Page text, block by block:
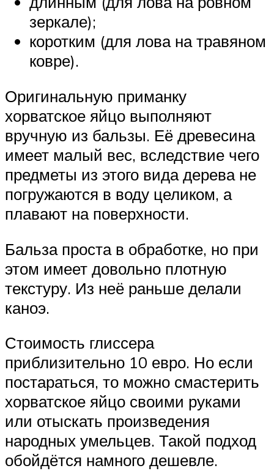
зеркале);
коротким (для лова на травяном
ковре).
Оригинальную приманку
хорватское яйцо выполняют
вручную из бальзы. Её древесина
имеет малый вес, вследствие чего
предметы из этого вида дерева не
погружаются в воду целиком, а
плавают на поверхности.
Бальза проста в обработке, но при
этом имеет довольно плотную
текстуру. Из неё раньше делали
каноэ.
Стоимость глиссера
приблизительно 10 евро. Но если
постараться, то можно смастерить
хорватское яйцо своими руками
или отыскать произведения
народных умельцев. Такой подход
обойдётся намного дешевле.